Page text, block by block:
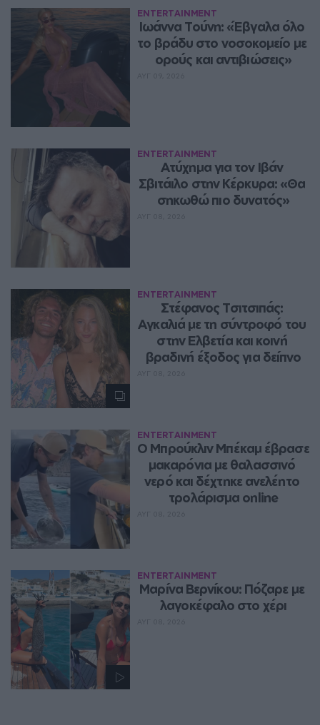
ENTERTAINMENT
Ιωάννα Τούνη: «Έβγαλα όλο
το βράδυ στο νοσοκομείο με
ορούς και αντιβιώσεις»
ENTERTAINMENT
Ατύχημα για τον Ιβάν
Σβιτάιλο στην Κέρκυρα: «Θα
σηκωθώ πιο δυνατός»
ENTERTAINMENT
Στέφανος Τσιτσιπάς:
Αγκαλιά με τη σύντροφό του
στην Ελβετία και κοινή
βραδινή έξοδος για δείπνο
ENTERTAINMENT
Ο Μπρούκλιν Μπέκαμ έβρασε
μακαρόνια με θαλασσινό
νερό και δέχτηκε ανελέητο
τρολάρισμα online
ENTERTAINMENT
Μαρίνα Βερνίκου: Πόζαρε με
λαγοκέφαλο στο χέρι